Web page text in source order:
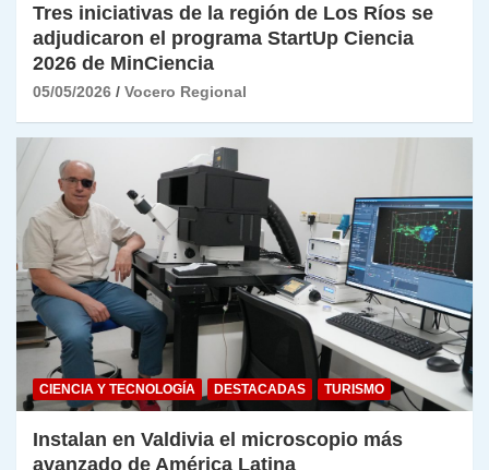
Tres iniciativas de la región de Los Ríos se
adjudicaron el programa StartUp Ciencia
2026 de MinCiencia
05/05/2026 Vocero Regional
CIENCIA Y TECNOLOGÍA DESTACADAS TURISMO
Instalan en Valdivia el microscopio más
avanzado de América Latina